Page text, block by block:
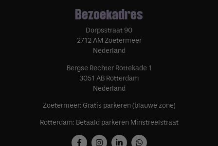
Bezoekadres
Dorpsstraat 90
2712 AM Zoetermeer
Nederland
Bergse Rechter Rottekade 1
3051 AB Rotterdam
Nederland
Zoetermeer: Gratis parkeren (blauwe zone)
Rotterdam: Betaald parkeren Minstreelstraat